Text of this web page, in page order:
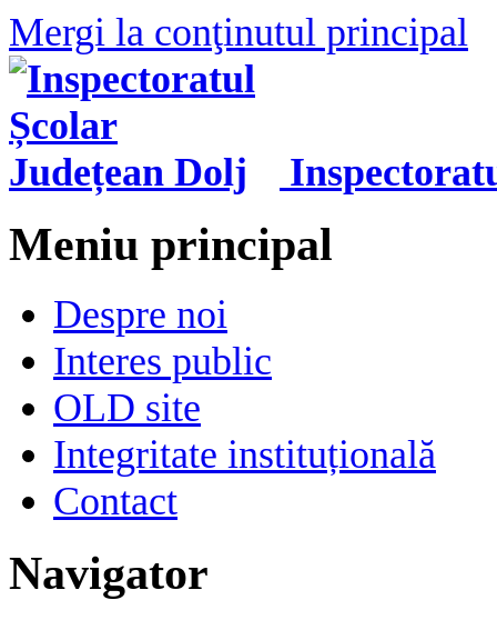
Mergi la conţinutul principal
Meniu principal
Despre noi
Interes public
OLD site
Integritate instituțională
Contact
Navigator